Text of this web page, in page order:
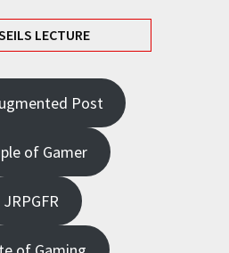
LECTURE
Post
of Gamer
JRPGFR